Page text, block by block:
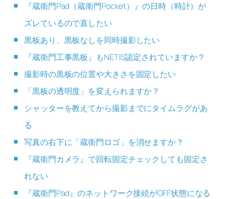
『蔵衛門Pad（蔵衛門Pocket）』の日時（時計）が
ズレているので直したい
黒板あり、黒板なしを同時撮影したい
『蔵衛門工事黒板』もNETIS認定されていますか？
撮影時の黒板の位置や大きさを固定したい
「黒板の透明度」を変えられますか？
シャッターを教えてから撮影までにタイムラグがあ
る
写真の右下に「蔵衛門ロゴ」を消せますか？
『蔵衛門カメラ』で回転固定チェックしても固定さ
れない
『蔵衛門Pad』のネットワーク接続がOFF状態になる